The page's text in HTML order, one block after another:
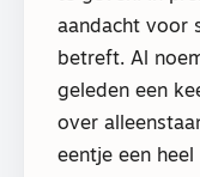
aandacht voor
betreft. Al
geleden een
over
eentje een